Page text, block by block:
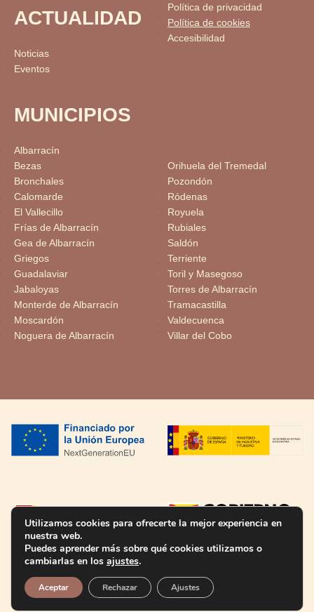
ACTUALIDAD
Noticias
Eventos
Política de privacidad
Política de cookies
Accesibilidad
MUNICIPIOS
Albarracín
Bezas
Bronchales
Calomarde
El Vallecillo
Frías de Albarracín
Gea de Albarracín
Griegos
Guadalaviar
Jabaloyas
Monterde de Albarracín
Moscardón
Noguera de Albarracín
Orihuela del Tremedal
Pozondón
Ródenas
Royuela
Rubiales
Saldón
Terriente
Toril y Masegoso
Torres de Albarracín
Tramacastilla
Valdecuenca
Villar del Cobo
Utilizamos cookies para ofrecerte la mejor experiencia en
nuestra web.
Puedes aprender más sobre qué cookies utilizamos o
cambiarlas en los ajustes.
Aceptar Rechazar Ajustes